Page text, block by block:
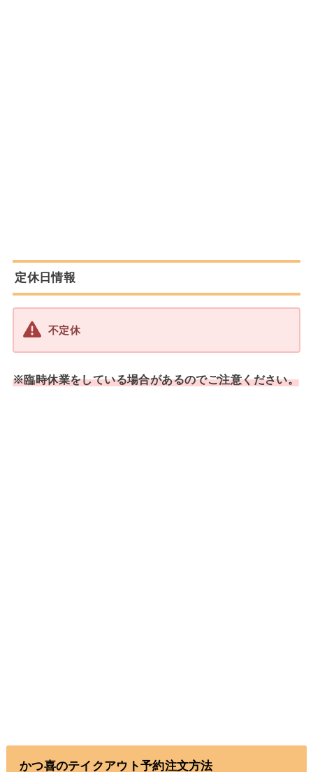
定休日情報
不定休
※臨時休業をしている場合があるのでご注意ください。
かつ喜のテイクアウト予約注文方法